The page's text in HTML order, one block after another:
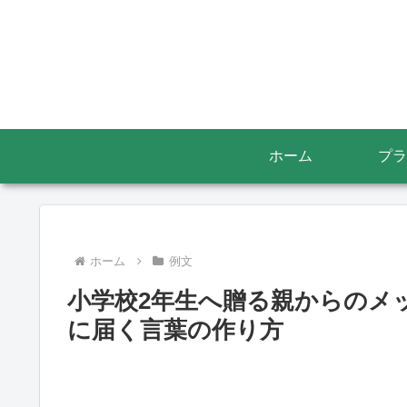
ホーム プ
ホーム 例文
小学校2年生へ贈る親からのメ
に届く言葉の作り方